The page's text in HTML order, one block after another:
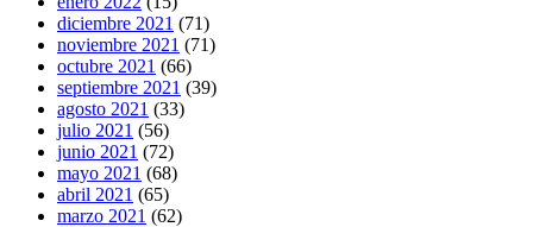
diciembre 2021 (71)
noviembre 2021 (71)
octubre 2021 (66)
septiembre 2021 (39)
agosto 2021 (33)
julio 2021 (56)
junio 2021 (72)
mayo 2021 (68)
abril 2021 (65)
marzo 2021 (62)